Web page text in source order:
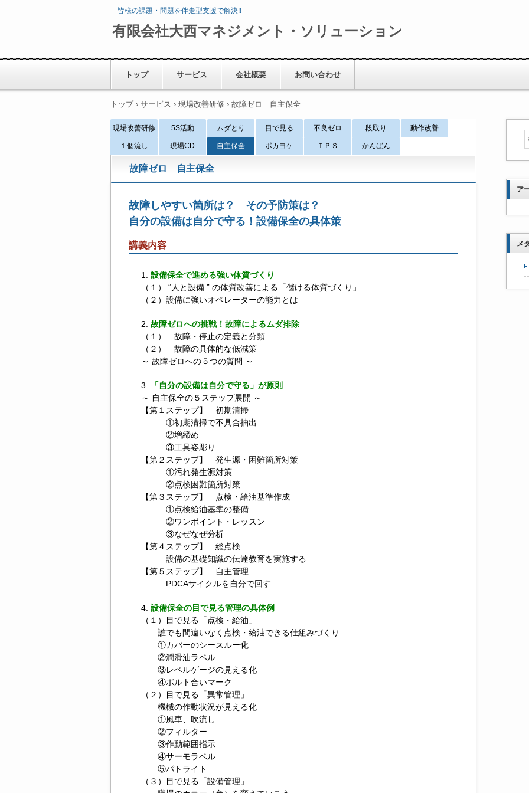
有限会社大西マネジメント・ソリューション
皆様の課題・問題を伴走型支援で解決!!
トップ サービス 会社概要 お問い合わせ
トップ › サービス › 現場改善研修 › 故障ゼロ 自主保全
現場改善研修 5S活動 ムダとり 目で見る 不良ゼロ 段取り 動作改善
１個流し 現場CD 自主保全 ポカヨケ ＴＰＳ かんばん
故障ゼロ 自主保全
故障しやすい箇所は？ その予防策は？
自分の設備は自分で守る！設備保全の具体策
講義内容
設備保全で進める強い体質づくり
（１） “人と設備 ” の体質改善による「儲ける体質づくり」
（２）設備に強いオペレーターの能力とは
故障ゼロへの挑戦！故障によるムダ排除
（１） 故障・停止の定義と分類
（２） 故障の具体的な低減策
～ 故障ゼロへの５つの質問 ～
「自分の設備は自分で守る」が原則
～ 自主保全の５ステップ展開 ～
【第１ステップ】 初期清掃
①初期清掃で不具合抽出
②増締め
③工具姿彫り
【第２ステップ】 発生源・困難箇所対策
①汚れ発生源対策
②点検困難箇所対策
【第３ステップ】 点検・給油基準作成
①点検給油基準の整備
②ワンポイント・レッスン
③なぜなぜ分析
【第４ステップ】 総点検
設備の基礎知識の伝達教育を実施する
【第５ステップ】 自主管理
PDCAサイクルを自分で回す
設備保全の目で見る管理の具体例
（１）目で見る「点検・給油」
誰でも間違いなく点検・給油できる仕組みづくり
①カバーのシースルー化
②潤滑油ラベル
③レベルゲージの見える化
④ボルト合いマーク
（２）目で見る「異常管理」
機械の作動状況が見える化
①風車、吹流し
②フィルター
③作動範囲指示
④サーモラベル
⑤パトライト
（３）目で見る「設備管理」
ア
メ